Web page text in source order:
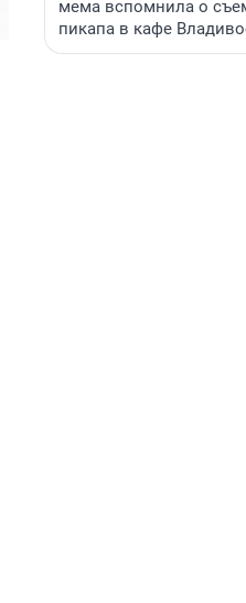
мема вспомнила о
пикапа в кафе